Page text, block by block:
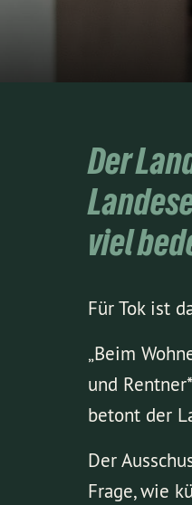
Der
viel
Für Tok ist
„Beim
und
betont der
Der
Frage, wie